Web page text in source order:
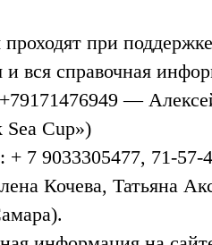
проходят при
и вся справочная
—
Cup»)
: + 7 9033305477, 71-57-
Кочева, Татьяна